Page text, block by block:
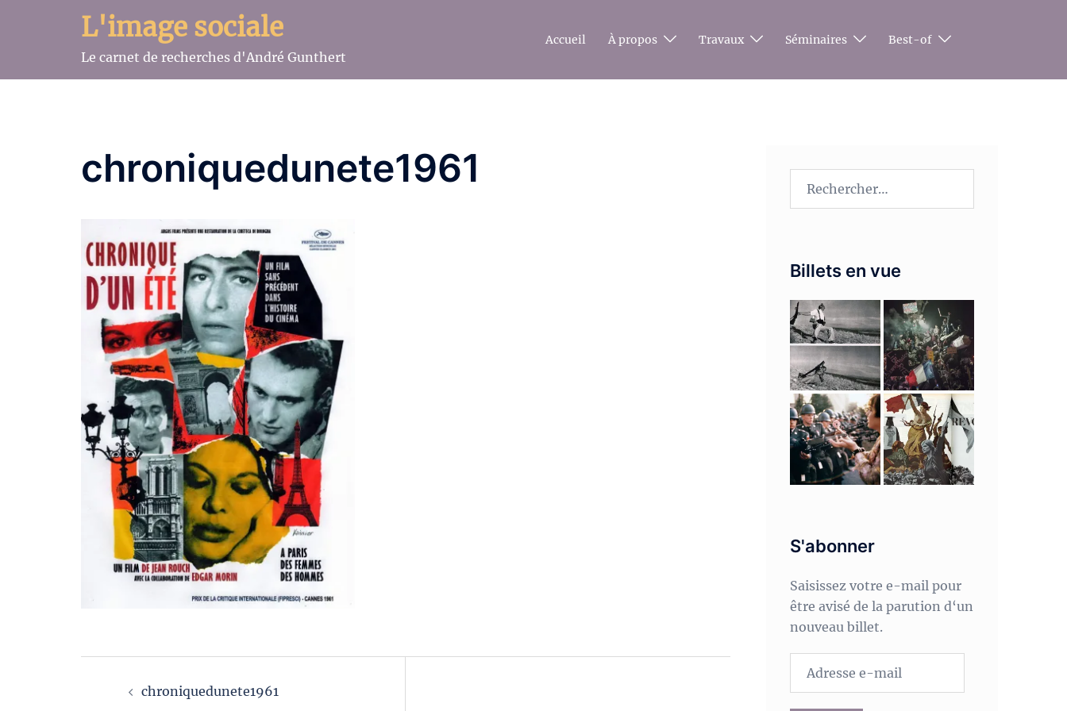
L'image sociale
Le carnet de recherches d'André Gunthert
Accueil À propos Travaux Séminaires Best-of
chroniquedunete1961
Navigation
chroniquedunete1961
Billets en vue
S'abonner
Saisissez votre e-mail pour
être avisé de la parution d‘un
nouveau billet.